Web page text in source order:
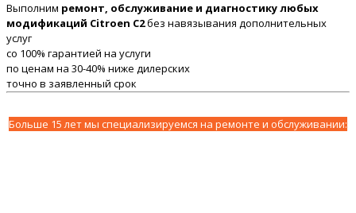
Выполним ремонт, обслуживание и диагностику любых
модификаций Citroen C2без навязывания дополнительных
услуг
со 100% гарантией на услуги
по ценам на 30-40% ниже дилерских
точно в заявленный срок
Больше 15 лет мы специализируемся на ремонте и обслуживании: